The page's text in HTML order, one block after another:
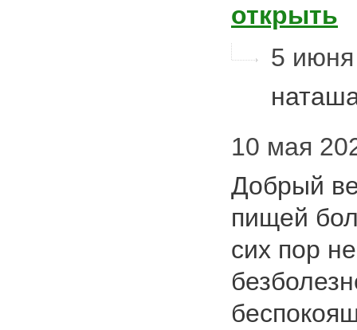
открыть
5 июня
10 мая
Добрый
пищей
сих пор